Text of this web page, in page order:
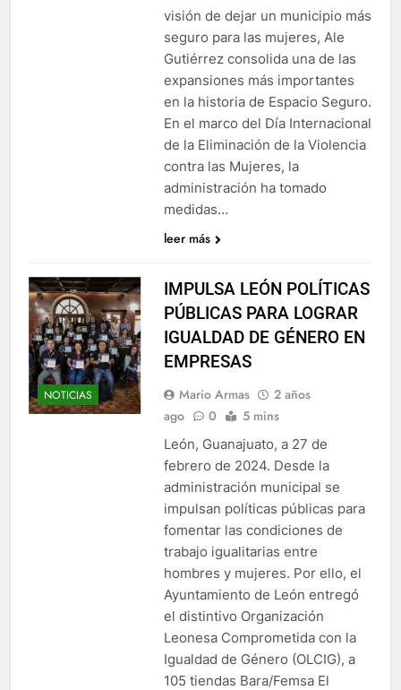
visión de dejar un municipio más
seguro para las mujeres, Ale
Gutiérrez consolida una de las
expansiones más importantes
en la historia de Espacio Seguro.
En el marco del Día Internacional
de la Eliminación de la Violencia
contra las Mujeres, la
administración ha tomado
medidas…
leer más
NOTICIAS
IMPULSA LEÓN POLÍTICAS
PÚBLICAS PARA LOGRAR
IGUALDAD DE GÉNERO EN
EMPRESAS
Mario Armas
2 años
ago
0 5 mins
León, Guanajuato, a 27 de
febrero de 2024. Desde la
administración municipal se
impulsan políticas públicas para
fomentar las condiciones de
trabajo igualitarias entre
hombres y mujeres. Por ello, el
Ayuntamiento de León entregó
el distintivo Organización
Leonesa Comprometida con la
Igualdad de Género (OLCIG), a
105 tiendas Bara/Femsa El